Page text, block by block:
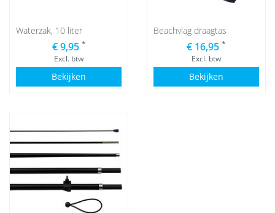
Waterzak, 10 liter
€ 9,95 *
Excl. btw
Bekijken
Beachvlag draagtas
€ 16,95 *
Excl. btw
Bekijken